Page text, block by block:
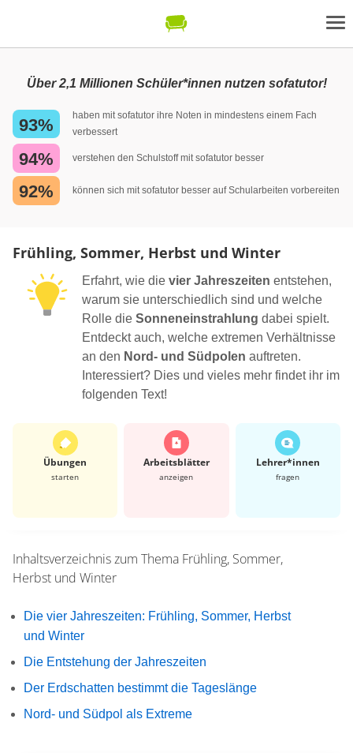
Über 2,1 Millionen Schüler*innen nutzen sofatutor!
93%
haben mit sofatutor ihre Noten in mindestens einem Fach
verbessert
94% verstehen den Schulstoff mit sofatutor besser
92% können sich mit sofatutor besser auf Schularbeiten vorbereiten
Frühling, Sommer, Herbst und Winter
Erfahrt, wie die vier Jahreszeiten entstehen,
warum sie unterschiedlich sind und welche
Rolle die Sonneneinstrahlung dabei spielt.
Entdeckt auch, welche extremen Verhältnisse
an den Nord- und Südpolen auftreten.
Interessiert? Dies und vieles mehr findet ihr im
folgenden Text!
Übungen
starten
Arbeits­blätter
anzeigen
Lehrer*​innen
fragen
Inhaltsverzeichnis zum Thema Frühling, Sommer,
Herbst und Winter
Die vier Jahreszeiten: Frühling, Sommer, Herbst
und Winter
Die Entstehung der Jahreszeiten
Der Erdschatten bestimmt die Tageslänge
Nord- und Südpol als Extreme